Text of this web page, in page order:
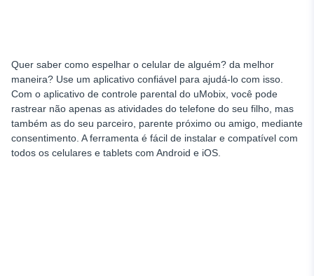
Quer saber como espelhar o celular de alguém? da melhor
maneira? Use um aplicativo confiável para ajudá-lo com isso.
Com o aplicativo de controle parental do uMobix, você pode
rastrear não apenas as atividades do telefone do seu filho, mas
também as do seu parceiro, parente próximo ou amigo, mediante
consentimento. A ferramenta é fácil de instalar e compatível com
todos os celulares e tablets com Android e iOS.